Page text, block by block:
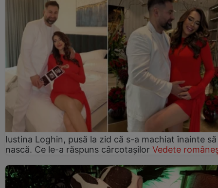
Iustina Loghin, pusă la zid că s-a machiat înainte să
nască. Ce le-a răspuns cârcotașilor Vedete